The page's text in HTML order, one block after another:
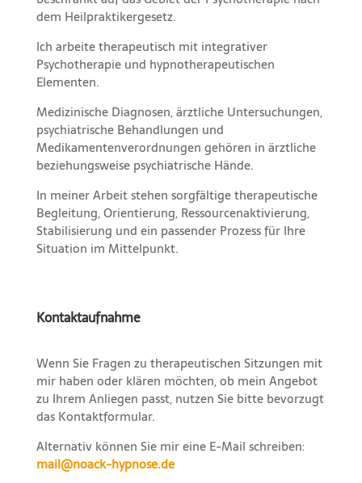
dem Heilpraktikergesetz.
Ich arbeite therapeutisch mit integrativer
Psychotherapie und hypnotherapeutischen
Elementen.
Medizinische Diagnosen, ärztliche Untersuchungen,
psychiatrische Behandlungen und
Medikamentenverordnungen gehören in ärztliche
beziehungsweise psychiatrische Hände.
In meiner Arbeit stehen sorgfältige therapeutische
Begleitung, Orientierung, Ressourcenaktivierung,
Stabilisierung und ein passender Prozess für Ihre
Situation im Mittelpunkt.
Kontaktaufnahme
Wenn Sie Fragen zu therapeutischen Sitzungen mit
mir haben oder klären möchten, ob mein Angebot
zu Ihrem Anliegen passt, nutzen Sie bitte bevorzugt
das Kontaktformular.
Alternativ können Sie mir eine E-Mail schreiben:
mail@noack-hypnose.de